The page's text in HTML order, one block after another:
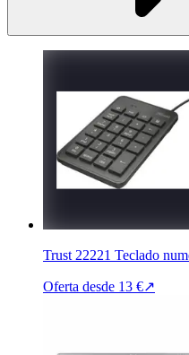
Trust 22221 Teclado
Oferta desde 13 €↗